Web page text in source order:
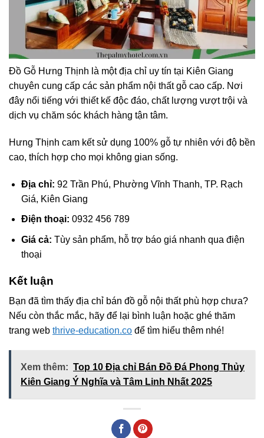
Đồ Gỗ Hưng Thịnh là một địa chỉ uy tín tại Kiên Giang
chuyên cung cấp các sản phẩm nội thất gỗ cao cấp. Nơi
đây nổi tiếng với thiết kế độc đáo, chất lượng vượt trội và
dịch vụ chăm sóc khách hàng tận tâm.
Hưng Thịnh cam kết sử dụng 100% gỗ tự nhiên với độ bền
cao, thích hợp cho mọi không gian sống.
Địa chỉ: 92 Trần Phú, Phường Vĩnh Thanh, TP. Rạch
Giá, Kiên Giang
Điện thoại: 0932 456 789
Giá cả: Tùy sản phẩm, hỗ trợ báo giá nhanh qua điện
thoại
Kết luận
Bạn đã tìm thấy địa chỉ bán đồ gỗ nội thất phù hợp chưa?
Nếu còn thắc mắc, hãy để lại bình luận hoặc ghé thăm
trang web thrive-education.co để tìm hiểu thêm nhé!
Xem thêm: Top 10 Địa chỉ Bán Đồ Đá Phong Thủy
Kiên Giang Ý Nghĩa và Tâm Linh Nhất 2025